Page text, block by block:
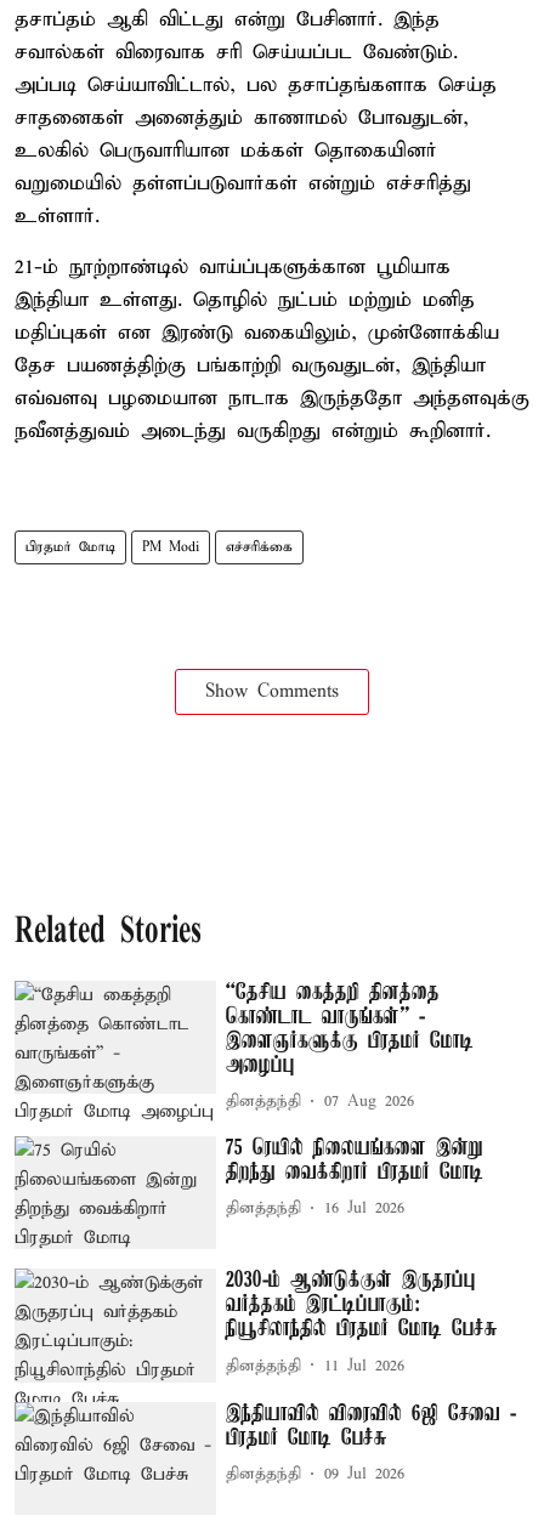
தசாப்தம் ஆகி விட்டது என்று பேசினார். இந்த
சவால்கள் விரைவாக சரி செய்யப்பட வேண்டும்.
அப்படி செய்யாவிட்டால், பல தசாப்தங்களாக செய்த
சாதனைகள் அனைத்தும் காணாமல் போவதுடன்,
உலகில் பெருவாரியான மக்கள் தொகையினர்
வறுமையில் தள்ளப்படுவார்கள் என்றும் எச்சரித்து
உள்ளார்.
21-ம் நூற்றாண்டில் வாய்ப்புகளுக்கான பூமியாக
இந்தியா உள்ளது. தொழில் நுட்பம் மற்றும் மனித
மதிப்புகள் என இரண்டு வகையிலும், முன்னோக்கிய
தேச பயணத்திற்கு பங்காற்றி வருவதுடன், இந்தியா
எவ்வளவு பழமையான நாடாக இருந்ததோ அந்தளவுக்கு
நவீனத்துவம் அடைந்து வருகிறது என்றும் கூறினார்.
பிரதமர் மோடி PM Modi எச்சரிக்கை
Show Comments
Related Stories
“தேசிய கைத்தறி தினத்தை
கொண்டாட வாருங்கள்” -
இளைஞர்களுக்கு பிரதமர் மோடி
அழைப்பு
தினத்தந்தி 07 Aug 2026
75 ரெயில் நிலையங்களை இன்று
திறந்து வைக்கிறார் பிரதமர் மோடி
தினத்தந்தி 16 Jul 2026
2030-ம் ஆண்டுக்குள் இருதரப்பு
வர்த்தகம் இரட்டிப்பாகும்:
நியூசிலாந்தில் பிரதமர் மோடி பேச்சு
தினத்தந்தி 11 Jul 2026
இந்தியாவில் விரைவில் 6ஜி சேவை -
பிரதமர் மோடி பேச்சு
தினத்தந்தி 09 Jul 2026